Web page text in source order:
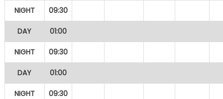
NIGHT 09:30
DAY 01:00
NIGHT 09:30
DAY 01:00
NIGHT 09:30